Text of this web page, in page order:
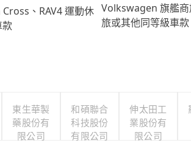
、RAV4 運動休 Volkswagen 旗艦
旅或其他同等級車款
東生華製
藥股份有
限公司
和碩聯合
科技股份
有限公司
伸太田工
業股份有
限公司